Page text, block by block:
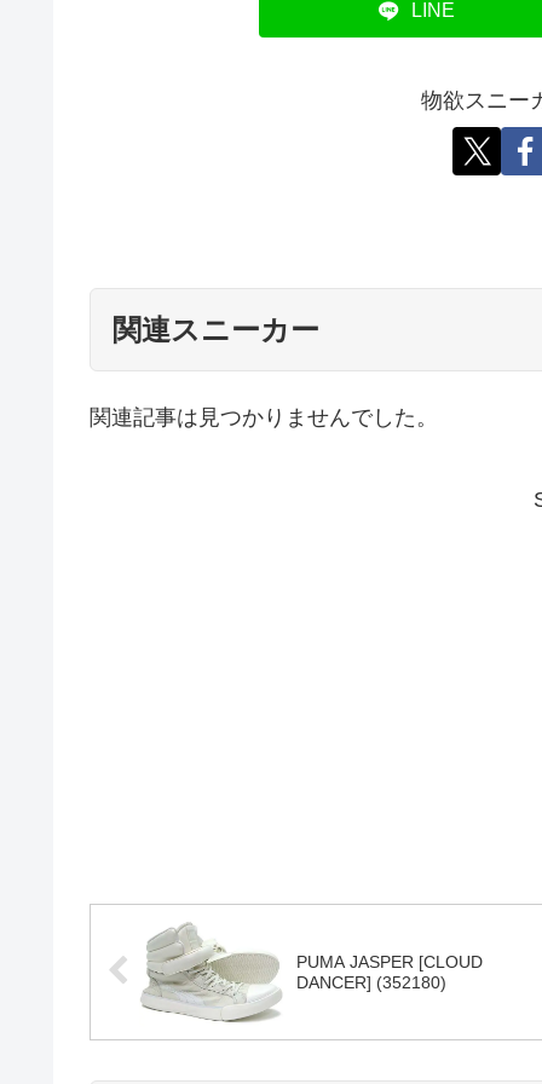
LINE
物欲スニー
関連スニーカー
関連記事は見つかりませんでした。
PUMA JASPER [CLOUD
DANCER] (352180)